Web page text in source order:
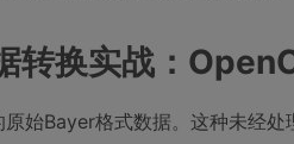
转换实战：
始Bayer格式数据。这种未经